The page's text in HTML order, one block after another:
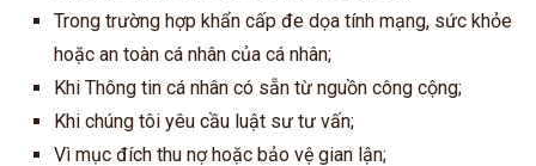
Trong trường hợp khẩn cấp đe dọa tính mạng, sức khỏe
hoặc an toàn cá nhân của cá nhân;
Khi Thông tin cá nhân có sẵn từ nguồn công cộng;
Khi chúng tôi yêu cầu luật sư tư vấn;
Vì mục đích thu nợ hoặc bảo vệ gian lận;